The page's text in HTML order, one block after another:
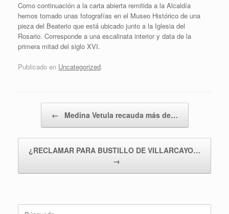
Como continuación a la carta abierta remitida a la Alcaldía
hemos tomado unas fotografías en el Museo Histórico de una
pieza del Beaterio que está ubicado junto a la Iglesia del
Rosario. Corresponde a una escalinata interior y data de la
primera mitad del siglo XVI.
Publicado en Uncategorized.
← Medina Vetula recauda más de…
¿RECLAMAR PARA BUSTILLO DE VILLARCAYO…
→
Buscar: